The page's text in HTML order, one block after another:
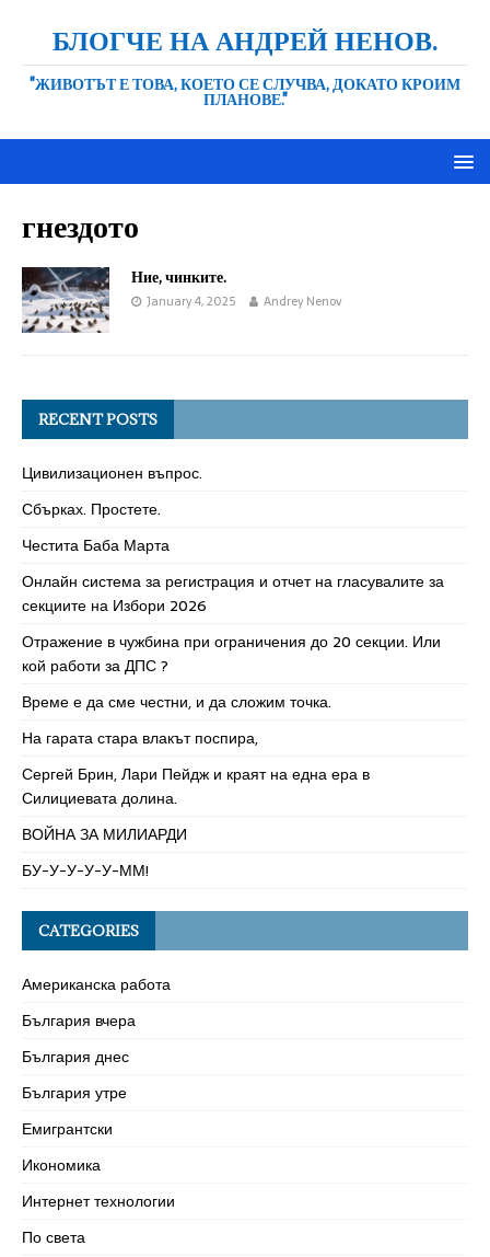
БЛОГЧЕ НА АНДРЕЙ НЕНОВ.
"ЖИВОТЪТ Е ТОВА, КОЕТО СЕ СЛУЧВА, ДОКАТО КРОИМ
ПЛАНОВЕ."
гнездото
Ние, чинките.
January 4, 2025 Andrey Nenov
RECENT POSTS
Цивилизационен въпрос.
Сбърках. Простете.
Честита Баба Марта
Онлайн система за регистрация и отчет на гласувалите за
секциите на Избори 2026
Отражение в чужбина при ограничения до 20 секции. Или
кой работи за ДПС ?
Време е да сме честни, и да сложим точка.
На гарата стара влакът поспира,
Сергей Брин, Лари Пейдж и краят на една ера в
Силициевата долина.
ВОЙНА ЗА МИЛИАРДИ
БУ-У-У-У-У-ММ!
CATEGORIES
Американска работа
България вчера
България днес
България утре
Емигрантски
Икономика
Интернет технологии
По света